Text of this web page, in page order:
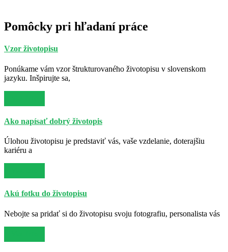
Pomôcky pri hľadaní práce
Vzor životopisu
Ponúkame vám vzor štrukturovaného životopisu v slovenskom
jazyku. Inšpirujte sa,
Ako napísať dobrý životopis
Úlohou životopisu je predstaviť vás, vaše vzdelanie, doterajšiu
kariéru a
Akú fotku do životopisu
Nebojte sa pridať si do životopisu svoju fotografiu, personalista vás